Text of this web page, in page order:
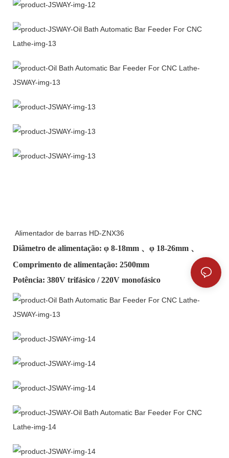
Alimentador de barras HD-ZNX36
Diâmetro de alimentação: φ 8-18mm 、φ 18-26mm 、
Comprimento de alimentação: 2500mm
Potência: 380V trifásico / 220V monofásico